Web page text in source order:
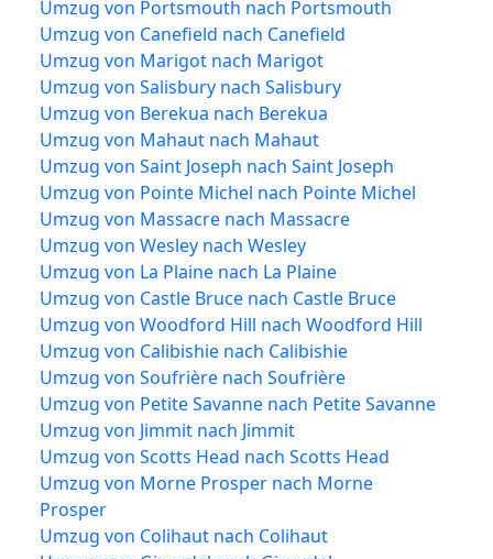
Umzug von Portsmouth nach Portsmouth
Umzug von Canefield nach Canefield
Umzug von Marigot nach Marigot
Umzug von Salisbury nach Salisbury
Umzug von Berekua nach Berekua
Umzug von Mahaut nach Mahaut
Umzug von Saint Joseph nach Saint Joseph
Umzug von Pointe Michel nach Pointe Michel
Umzug von Massacre nach Massacre
Umzug von Wesley nach Wesley
Umzug von La Plaine nach La Plaine
Umzug von Castle Bruce nach Castle Bruce
Umzug von Woodford Hill nach Woodford Hill
Umzug von Calibishie nach Calibishie
Umzug von Soufrière nach Soufrière
Umzug von Petite Savanne nach Petite Savanne
Umzug von Jimmit nach Jimmit
Umzug von Scotts Head nach Scotts Head
Umzug von Morne Prosper nach Morne
Prosper
Umzug von Colihaut nach Colihaut